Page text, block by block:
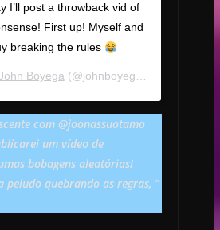
I’ll post a throwback vid of
First up! Myself and
breaking the rules
Boyega(@johnboyega) on
com @joonassuotamo
um vídeo de
bobagens aleatórias!
peludo quebrando as regras, ”